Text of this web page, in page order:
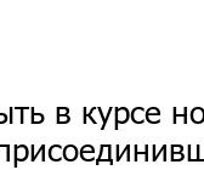
в курсе